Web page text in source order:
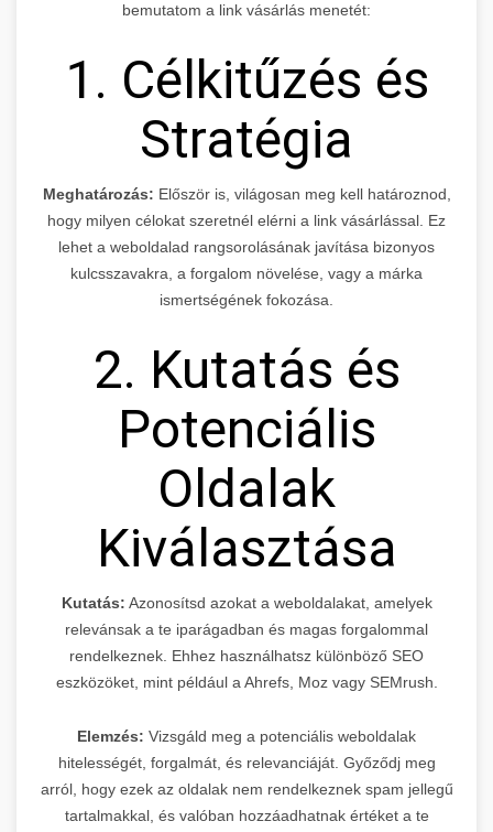
bemutatom a link vásárlás menetét:
1. Célkitűzés és
Stratégia
Meghatározás: Először is, világosan meg kell határoznod,
hogy milyen célokat szeretnél elérni a link vásárlással. Ez
lehet a weboldalad rangsorolásának javítása bizonyos
kulcsszavakra, a forgalom növelése, vagy a márka
ismertségének fokozása.
2. Kutatás és
Potenciális
Oldalak
Kiválasztása
Kutatás: Azonosítsd azokat a weboldalakat, amelyek
relevánsak a te iparágadban és magas forgalommal
rendelkeznek. Ehhez használhatsz különböző SEO
eszközöket, mint például a Ahrefs, Moz vagy SEMrush.
Elemzés: Vizsgáld meg a potenciális weboldalak
hitelességét, forgalmát, és relevanciáját. Győződj meg
arról, hogy ezek az oldalak nem rendelkeznek spam jellegű
tartalmakkal, és valóban hozzáadhatnak értéket a te